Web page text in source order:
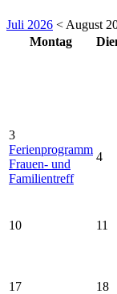
Juli 2026 < August
Montag
3
Ferienprogramm
Frauen- und
Familientreff
4
10 11
17 18